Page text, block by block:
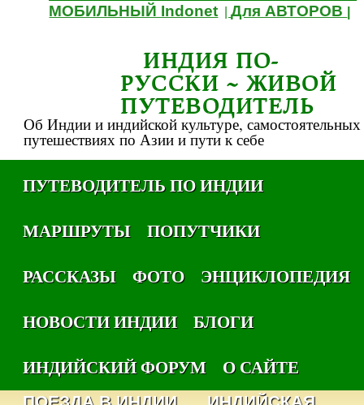
МОБИЛЬНЫЙ Indonet |Для АВТОРОВ
ИНДИЯ ПО-
РУССКИ ~ ЖИВОЙ
ПУТЕВОДИТЕЛЬ
Об Индии и индийской культуре, самостоятельных
путешествиях по Азии и пути к себе
ПУТЕВОДИТЕЛЬ ПО ИНДИИ
МАРШРУТЫ
ПОПУТЧИКИ
РАССКАЗЫ
ФОТО
ЭНЦИКЛОПЕДИЯ
НОВОСТИ ИНДИИ
БЛОГИ
ИНДИЙСКИЙ ФОРУМ
О САЙТЕ